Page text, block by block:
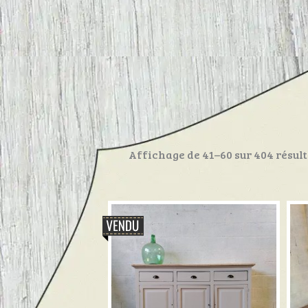
Affichage de 41–60 sur 404